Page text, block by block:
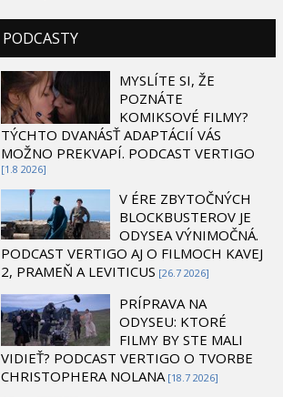
PODCASTY
MYSLÍTE SI, ŽE
POZNÁTE
KOMIKSOVÉ FILMY?
TÝCHTO DVANÁSŤ ADAPTÁCIÍ VÁS
MOŽNO PREKVAPÍ. PODCAST VERTIGO
[1.8 2026]
V ÉRE ZBYTOČNÝCH
BLOCKBUSTEROV JE
ODYSEA VÝNIMOČNÁ.
PODCAST VERTIGO AJ O FILMOCH KAVEJ
2, PRAMEŇ A LEVITICUS [26.7 2026]
PRÍPRAVA NA
ODYSEU: KTORÉ
FILMY BY STE MALI
VIDIEŤ? PODCAST VERTIGO O TVORBE
CHRISTOPHERA NOLANA [18.7 2026]